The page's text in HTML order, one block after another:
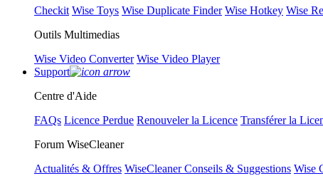
Checkit Wise Toys Wise Duplicate Finder Wise Hotkey Wise
Outils Multimedias
Wise Video Converter Wise Video Player
Support
Centre d'Aide
FAQs Licence Perdue Renouveler la Licence Transférer la
Forum WiseCleaner
Actualités & Offres WiseCleaner Conseils & Suggestions Wise